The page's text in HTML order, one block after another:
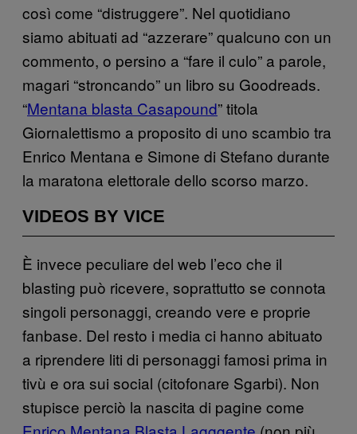
così come “distruggere”. Nel quotidiano
siamo abituati ad “azzerare” qualcuno con un
commento, o persino a “fare il culo” a parole,
magari “stroncando” un libro su Goodreads.
“Mentana blasta Casapound” titola
Giornalettismo a proposito di uno scambio tra
Enrico Mentana e Simone di Stefano durante
la maratona elettorale dello scorso marzo.
VIDEOS BY VICE
È invece peculiare del web l’eco che il
blasting può ricevere, soprattutto se connota
singoli personaggi, creando vere e proprie
fanbase. Del resto i media ci hanno abituato
a riprendere liti di personaggi famosi prima in
tivù e ora sui social (citofonare Sgarbi). Non
stupisce perciò la nascita di pagine come